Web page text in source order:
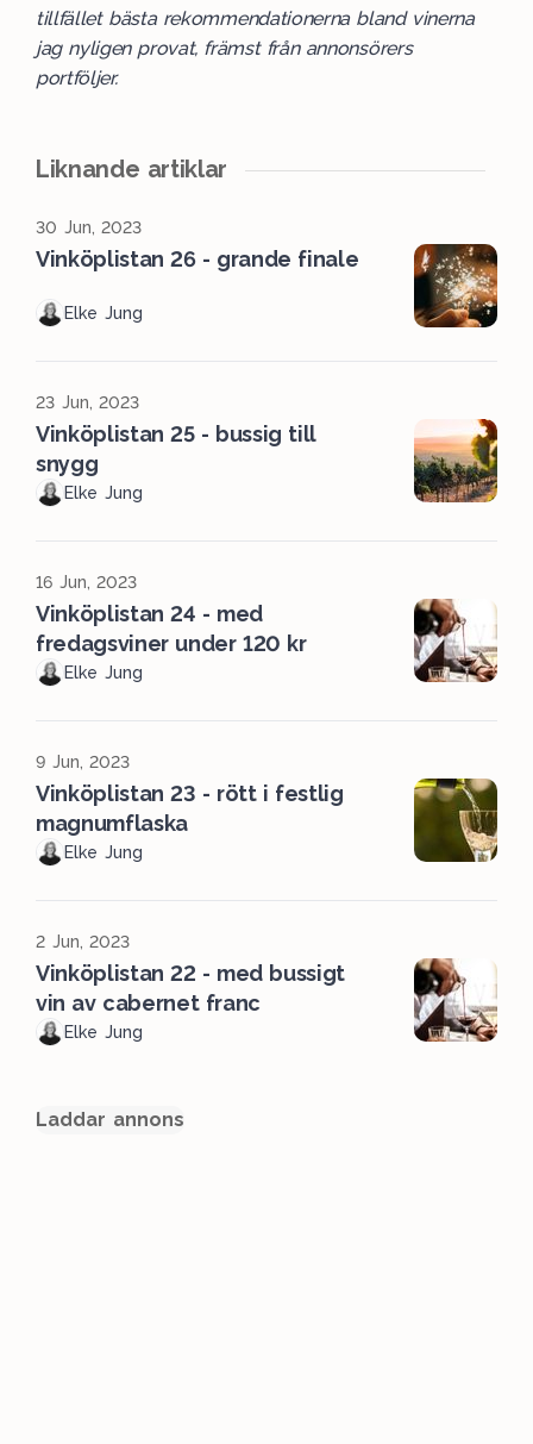
tillfället bästa rekommendationerna bland vinerna
jag nyligen provat, främst från annonsörers
portföljer.
Liknande artiklar
30 Jun, 2023
Vinköplistan 26 - grande finale
Elke Jung
23 Jun, 2023
Vinköplistan 25 - bussig till
snygg
Elke Jung
16 Jun, 2023
Vinköplistan 24 - med
fredagsviner under 120 kr
Elke Jung
9 Jun, 2023
Vinköplistan 23 - rött i festlig
magnumflaska
Elke Jung
2 Jun, 2023
Vinköplistan 22 - med bussigt
vin av cabernet franc
Elke Jung
Laddar annons